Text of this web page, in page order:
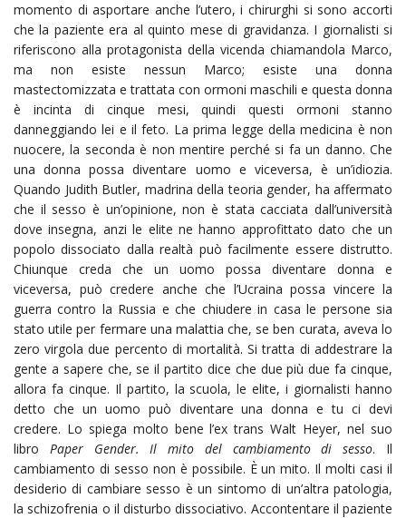
momento di asportare anche l’utero, i chirurghi si sono accorti
che la paziente era al quinto mese di gravidanza. I giornalisti si
riferiscono alla protagonista della vicenda chiamandola Marco,
ma non esiste nessun Marco; esiste una donna
mastectomizzata e trattata con ormoni maschili e questa donna
è incinta di cinque mesi, quindi questi ormoni stanno
danneggiando lei e il feto. La prima legge della medicina è non
nuocere, la seconda è non mentire perché si fa un danno. Che
una donna possa diventare uomo e viceversa, è un’idiozia.
Quando Judith Butler, madrina della teoria gender, ha affermato
che il sesso è un’opinione, non è stata cacciata dall’università
dove insegna, anzi le elite ne hanno approfittato dato che un
popolo dissociato dalla realtà può facilmente essere distrutto.
Chiunque creda che un uomo possa diventare donna e
viceversa, può credere anche che l’Ucraina possa vincere la
guerra contro la Russia e che chiudere in casa le persone sia
stato utile per fermare una malattia che, se ben curata, aveva lo
zero virgola due percento di mortalità. Si tratta di addestrare la
gente a sapere che, se il partito dice che due più due fa cinque,
allora fa cinque. Il partito, la scuola, le elite, i giornalisti hanno
detto che un uomo può diventare una donna e tu ci devi
credere. Lo spiega molto bene l’ex trans Walt Heyer, nel suo
libro Paper Gender. Il mito del cambiamento di sesso. Il
cambiamento di sesso non è possibile. È un mito. Il molti casi il
desiderio di cambiare sesso è un sintomo di un’altra patologia,
la schizofrenia o il disturbo dissociativo. Accontentare il paziente